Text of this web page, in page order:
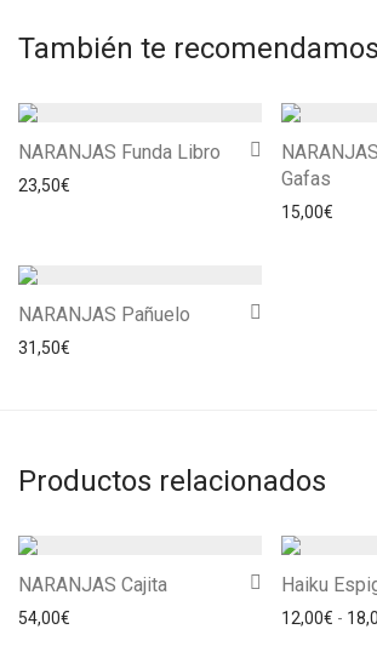
También te
NARANJAS Funda Libro
23,50€
Gafas
15,00€
NARANJAS Pañuelo
31,50€
Productos relacionados
NARANJAS Cajita
54,00€
Haiku
12,00€ -